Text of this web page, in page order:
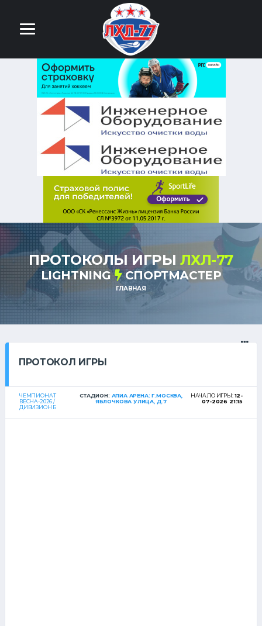
ПРОТОКОЛЫ ИГРЫ ЛХЛ-77
LIGHTNING СПОРТМАСТЕР
ГЛАВНАЯ
ПРОТОКОЛ ИГРЫ
ЧЕМПИОНАТ
ВЕСНА-2026 /
ДИВИЗИОН Б
СТАДИОН: АПИА АРЕНА: Г.МОСКВА,
ЯБЛОЧКОВА УЛИЦА, Д.7
НАЧАЛО ИГРЫ:12-
07-2026 21:15